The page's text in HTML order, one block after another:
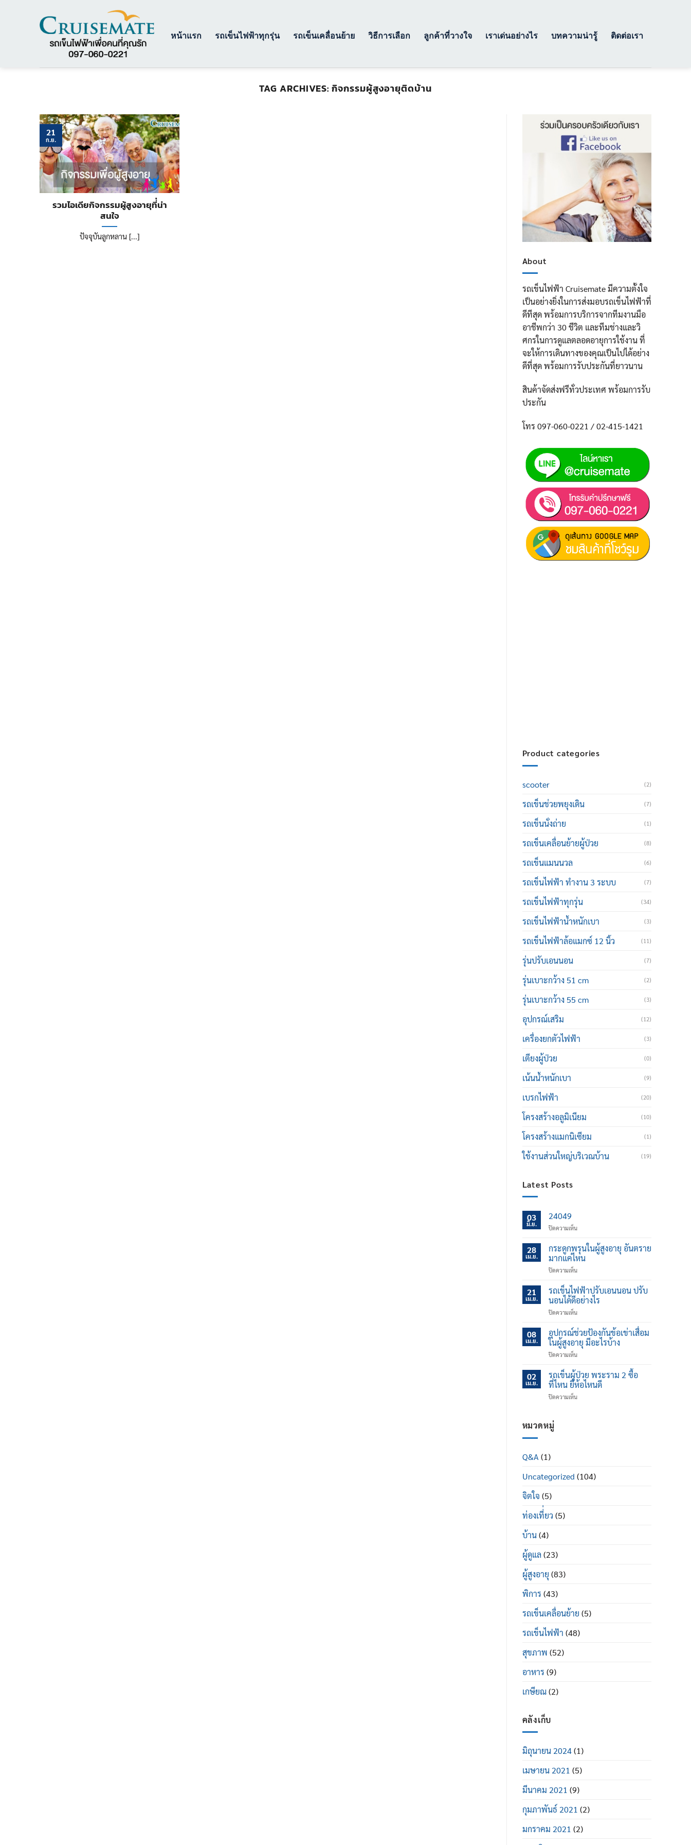
หน้าแรก รถเข็นไฟฟ้าทุกรุ่น รถเข็นเคลื่อนย้าย วิธีการเลือก ลูกค้าที่วางใจ เราเด่นอย่างไร บทความน่ารู้ ติดต่อเรา
TAG ARCHIVES:กิจกรรมผู้สูงอายุติดบ้าน
รวมไอเดียกิจกรรมผู้สูงอายุที่่น่า
สนใจ
ปัจจุบันลูกหลาน [...]
21
ก.ย.
About
รถเข็นไฟฟ้า Cruisemate มีความตั้งใจ
เป็นอย่างยิ่งในการส่งมอบรถเข็นไฟฟ้าที่
ดีทีสุด พร้อมการบริการจากทีมงานมือ
อาชีพกว่า 30 ชีวิต และทีมช่างและวิ
ศกรในการดูแลตลอดอายุการใช้งาน ที่
จะให้การเดินทางของคุณเป็นไปได้อย่าง
ดีที่สุด พร้อมการรับประกันที่ยาวนาน
สินค้าจัดส่งฟรีทั่วประเทศ พร้อมการรับ
ประกัน
โทร 097-060-0221 / 02-415-1421
Product categories
scooter (2)
รถเข็นช่วยพยุงเดิน (7)
รถเข็นนั่งถ่าย (1)
รถเข็นเคลื่อนย้ายผู้ป่วย (8)
รถเข็นแมนนวล (6)
รถเข็นไฟฟ้า ทำงาน 3 ระบบ (7)
รถเข็นไฟฟ้าทุกรุ่น (34)
รถเข็นไฟฟ้าน้ำหนักเบา (3)
รถเข็นไฟฟ้าล้อแมกซ์ 12 นิ้ว (11)
รุ่นปรับเอนนอน (7)
รุ่นเบาะกว้าง 51 cm (2)
รุ่นเบาะกว้าง 55 cm (3)
อุปกรณ์เสริม (12)
เครื่องยกตัวไฟฟ้า (3)
เตียงผู้ป่วย (0)
เน้นน้ำหนักเบา (9)
เบรกไฟฟ้า (20)
โครงสร้างอลูมิเนียม (10)
โครงสร้างแมกนิเซียม (1)
ใช้งานส่วนใหญ่บริเวณบ้าน (19)
Latest Posts
03
มิ.ย.
24049
ปิดความเห็นบน
28
เม.ย.
กระดูกพรุนในผู้สูงอายุ อันตราย
มากแค่ไหน
ปิดความเห็นบน
พรุน
ใน
ผู้
สูง
อันตราย
มาก
แค่
ไหน
21
เม.ย.
รถเข็นไฟฟ้าปรับเอนนอน ปรับ
นอนได้ดีอย่างไร
ปิดความเห็นบน
เข็น
ไฟฟ้า
ปรับ
เอน
ปรับ
นอน
ดี
08
เม.ย.
อุปกรณ์ช่วยป้องกันข้อเข่าเสื่อม
ในผู้สูงอายุ มีอะไรบ้าง
ปิดความเห็นบน
ช่วย
ป้องกัน
ข้อ
เข่า
02
เม.ย.
รถเข็นผู้ป่วย พระราม 2 ซื้อ
ที่ไหน ยี่ห้อไหนดี
ปิดความเห็นบน
ยี่ห้อ
หมวดหมู่
Q&A (1)
Uncategorized (104)
จิตใจ (5)
ท่องเที่่ยว (5)
บ้าน(4)
ผู้ดูแล (23)
ผู้สูงอายุ (83)
พิการ (43)
รถเข็นเคลื่อนย้าย (5)
รถเข็นไฟฟ้า (48)
สุขภาพ (52)
อาหาร (9)
เกษียณ(2)
คลังเก็บ
มิถุนายน 2024(1)
เมษายน 2021 (5)
มีนาคม 2021 (9)
กุมภาพันธ์ 2021 (2)
มกราคม 2021 (2)